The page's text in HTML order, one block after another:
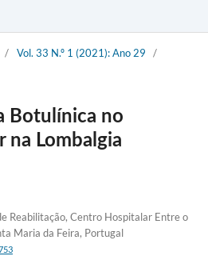
/ Vol. 33 N.º 1 (2021): Ano 29
/
Botulínica no
na Lombalgia
Reabilitação, Centro Hospitalar Entre o
Maria da Feira, Portugal